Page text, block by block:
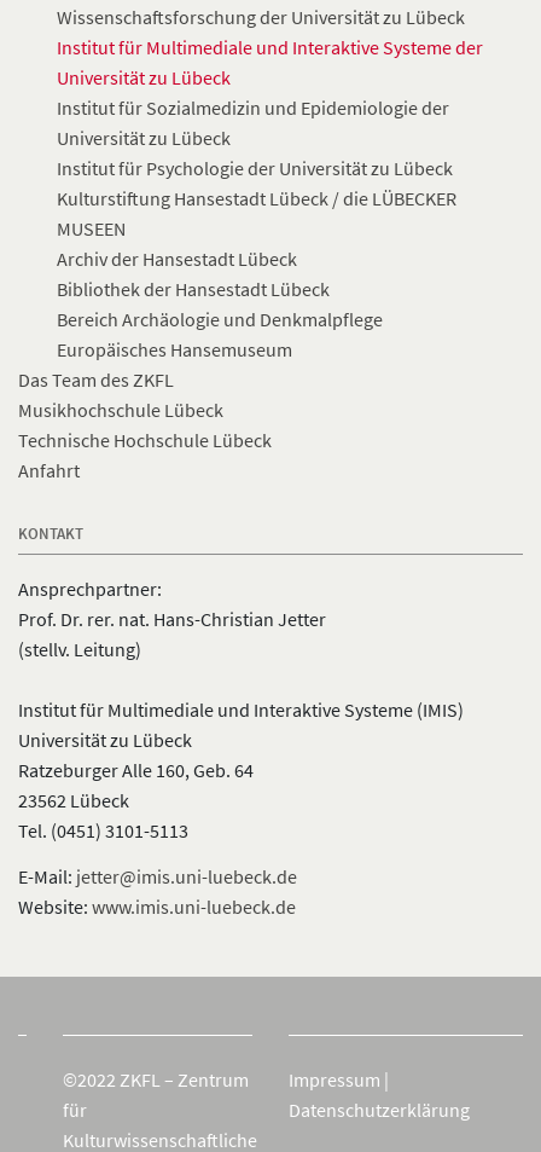
Wissenschaftsforschung der Universität zu Lübeck
Institut für Multimediale und Interaktive Systeme der
Universität zu Lübeck
Institut für Sozialmedizin und Epidemiologie der
Universität zu Lübeck
Institut für Psychologie der Universität zu Lübeck
Kulturstiftung Hansestadt Lübeck / die LÜBECKER
MUSEEN
Archiv der Hansestadt Lübeck
Bibliothek der Hansestadt Lübeck
Bereich Archäologie und Denkmalpflege
Europäisches Hansemuseum
Das Team des ZKFL
Musikhochschule Lübeck
Technische Hochschule Lübeck
Anfahrt
KONTAKT
Ansprechpartner:
Prof. Dr. rer. nat. Hans-Christian Jetter
(stellv. Leitung)
Institut für Multimediale und Interaktive Systeme (IMIS)
Universität zu Lübeck
Ratzeburger Alle 160, Geb. 64
23562 Lübeck
Tel. (0451) 3101-5113
E-Mail: jetter@imis.uni-luebeck.de
Website: www.imis.uni-luebeck.de
©2022 ZKFL – Zentrum
für
Kulturwissenschaftliche
Impressum |
Datenschutzerklärung